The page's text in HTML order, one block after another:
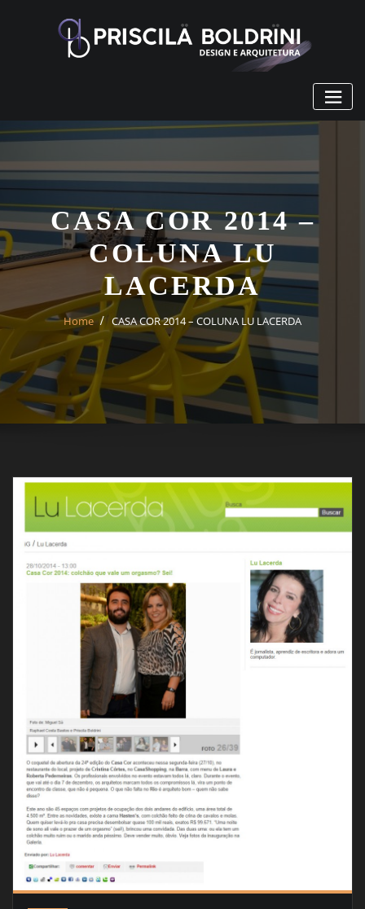
CASA COR 2014 –
COLUNA LU
LACERDA
Home CASA COR 2014 – COLUNA LU LACERDA